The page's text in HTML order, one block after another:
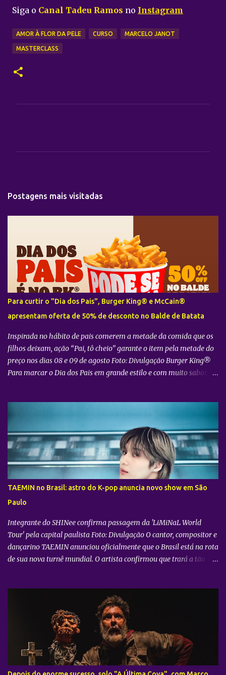
Siga o Canal Tadeu Ramos no Instagram
AMOR À FLOR DA PELE CURSO MARCELO JANOT
MASTERCLASS
o
s
Postagens mais visitadas
Para curtir o "Dia dos Pais", Burger King® e McCain®
apresentam oferta de 50% de desconto no Balde de Batata
Inspirada no hábito de pais comerem a metade da comida que os
filhos deixam, ação “Pai, tô cheio” garante o item pela metade do
preço nos dias 08 e 09 de agosto Foto: Divulgação Burger King®
Para marcar o Dia dos Pais em grande estilo e com muito sabor, o
campanha parte de uma situação muito comum no dia a dia das
famílias: o hábito dos pais de passarem a vida comendo o que
sobra dos pedidos de seus filhos. Para inverter esse jogo, nos dias
08 e 09 de agosto , já que os pais frequentemente consomem a
metade, eles também pagarão metade do preço no Balde de
Batata. “Momentos especiais pedem celebração e diversão. Por
isso, nosso objetivo é deixar esse encontro ainda mais gostoso,
oferecendo uma batata no padrão do BK®, crocante e saborosa,
para que pais e filhos a...
TAEMIN no Brasil: astro do K-pop anuncia novo show em São
Paulo
Integrante do SHINee confirma passagem da 'LiMiNaL World
Tour' pela capital paulista Foto: Divulgação O cantor, compositor e
dançarino TAEMIN anunciou oficialmente que o Brasil está na rota
de sua nova turnê mundial. O artista confirmou que trará a tão
oficialmente como “2026-27 TAEMIN WORLD TOUR ” , a nova
excursão do astro rodará o mundo com apresentações distribuídas
pela Ásia, América do Norte e América do Sul. Além do aguardado
encontro com os fãs brasileiros em São Paulo, a agenda
internacional do artista tem paradas confirmadas em metrópoles
como Seul, San José, Los Angeles, Las Vegas, Grand Prairie,
Chicago, Newark, Monterrey, Cidade do México, Santiago e Lima.